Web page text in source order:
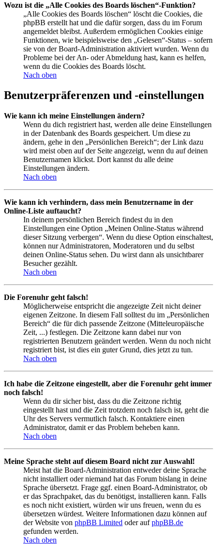
Wozu ist die „Alle Cookies des Boards löschen“-Funktion?
„Alle Cookies des Boards löschen“ löscht die Cookies, die
phpBB erstellt hat und die dafür sorgen, dass du im Forum
angemeldet bleibst. Außerdem ermöglichen Cookies einige
Funktionen, wie beispielsweise den „Gelesen“-Status – sofern
sie von der Board-Administration aktiviert wurden. Wenn du
Probleme bei der An- oder Abmeldung hast, kann es helfen,
wenn du die Cookies des Boards löscht.
Nach oben
Benutzerpräferenzen und -einstellungen
Wie kann ich meine Einstellungen ändern?
Wenn du dich registriert hast, werden alle deine Einstellungen
in der Datenbank des Boards gespeichert. Um diese zu
ändern, gehe in den „Persönlichen Bereich“; der Link dazu
wird meist oben auf der Seite angezeigt, wenn du auf deinen
Benutzernamen klickst. Dort kannst du alle deine
Einstellungen ändern.
Nach oben
Wie kann ich verhindern, dass mein Benutzername in der
Online-Liste auftaucht?
In deinem persönlichen Bereich findest du in den
Einstellungen eine Option „Meinen Online-Status während
dieser Sitzung verbergen“. Wenn du diese Option einschaltest,
können nur Administratoren, Moderatoren und du selbst
deinen Online-Status sehen. Du wirst dann als unsichtbarer
Besucher gezählt.
Nach oben
Die Forenuhr geht falsch!
Möglicherweise entspricht die angezeigte Zeit nicht deiner
eigenen Zeitzone. In diesem Fall solltest du im „Persönlichen
Bereich“ die für dich passende Zeitzone (Mitteleuropäische
Zeit, ...) festlegen. Die Zeitzone kann dabei nur von
registrierten Benutzern geändert werden. Wenn du noch nicht
registriert bist, ist dies ein guter Grund, dies jetzt zu tun.
Nach oben
Ich habe die Zeitzone eingestellt, aber die Forenuhr geht immer
noch falsch!
Wenn du dir sicher bist, dass du die Zeitzone richtig
eingestellt hast und die Zeit trotzdem noch falsch ist, geht die
Uhr des Servers vermutlich falsch. Kontaktiere einen
Administrator, damit er das Problem beheben kann.
Nach oben
Meine Sprache steht auf diesem Board nicht zur Auswahl!
Meist hat die Board-Administration entweder deine Sprache
nicht installiert oder niemand hat das Forum bislang in deine
Sprache übersetzt. Frage ggf. einen Board-Administrator, ob
er das Sprachpaket, das du benötigst, installieren kann. Falls
es noch nicht existiert, würden wir uns freuen, wenn du es
übersetzen würdest. Weitere Informationen dazu können auf
der Website von phpBB Limited oder aufphpBB.de
gefunden werden.
Nach oben